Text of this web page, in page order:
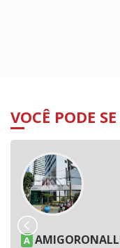
VOCÊ PODE
A